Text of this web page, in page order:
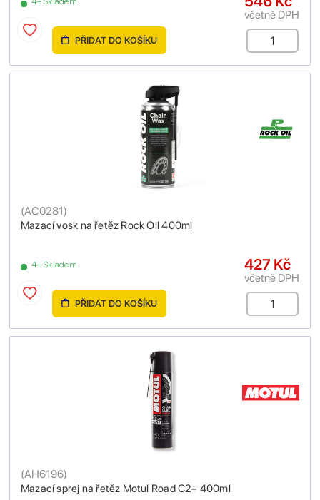
včetně DPH
PŘIDAT DO KOŠÍKU
Mazací vosk na řetěz Rock Oil 400ml
(AC0281)
4+ Skladem 427 Kč
včetně DPH
PŘIDAT DO KOŠÍKU
Mazací sprej na řetěz Motul Road C2+ 400ml
(AH6196)